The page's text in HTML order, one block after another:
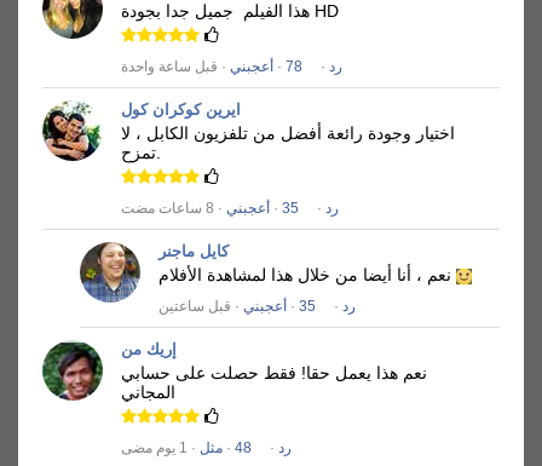
هذا الفيلم جميل جدا بجودة HD
رد ·
78
· أعجبني · قبل ساعة واحدة
ايرين كوكران كول
اختيار وجودة رائعة أفضل من تلفزيون الكابل ، لا
تمزح.
رد ·
35
· أعجبني · 8 ساعات مضت
كايل ماجنر
رد ·
35
· أعجبني · قبل ساعتين
إريك من
نعم هذا يعمل حقا! فقط حصلت على حسابي
المجاني
رد ·
48
· مثل · 1 يوم مضى